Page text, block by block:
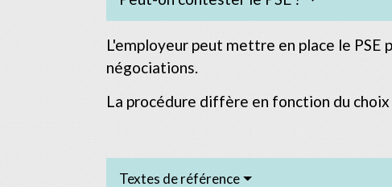
L'employeur peut mettre en place le PSE
négociations.
La procédure diffère en fonction du
Textes de référence